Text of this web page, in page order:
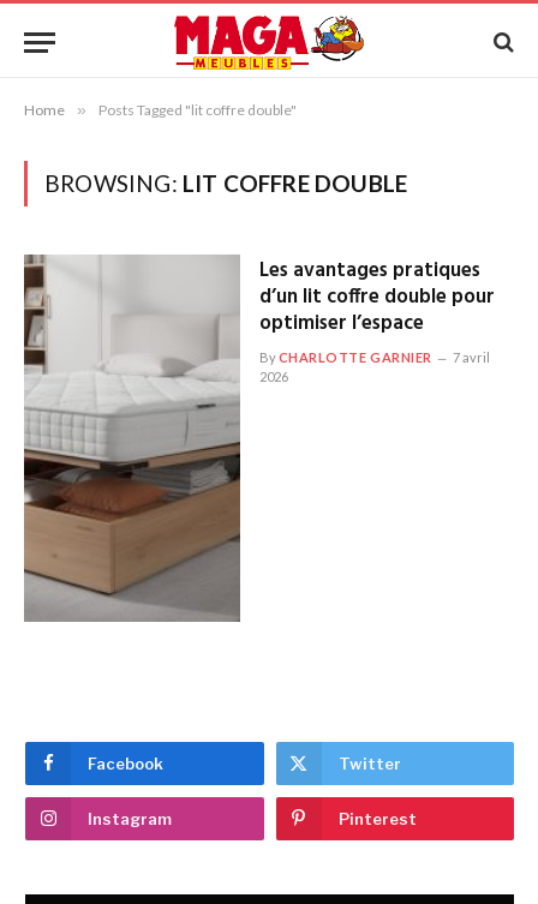
Home » Posts Tagged "lit coffre double"
BROWSING: LIT COFFRE DOUBLE
Les avantages pratiques
d’un lit coffre double pour
optimiser l’espace
ByCHARLOTTE GARNIER
7 avril
2026
Facebook Twitter
Instagram Pinterest